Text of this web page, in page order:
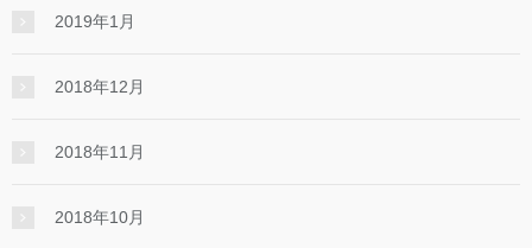
2019年1月
2018年12月
2018年11月
2018年10月